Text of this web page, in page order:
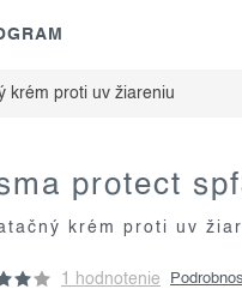
krém proti uv žiareniu
protect
krém proti uv
1 hodnotenie